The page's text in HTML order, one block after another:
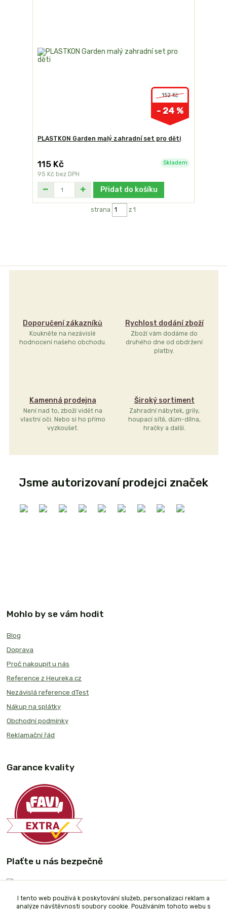
152 Kč
- 24 %
PLASTKON Garden malý zahradní set pro děti
115 Kč
95 Kč bez DPH
Skladem
Přidat do košíku
strana z 1
Doporučení zákazníků
Koukněte na nezávislé
hodnocení našeho obchodu.
Rychlost dodání zboží
Zboží vám dodáme do
druhého dne od obdržení
platby.
Kamenná prodejna
Není nad to, zboží vidět na
vlastní oči. Nebo si ho přímo
vyzkoušet.
Široký sortiment
Zahradní nábytek, grily,
houpací sítě, dům-dílna,
hračky a další.
Jsme autorizovaní prodejci značek
Mohlo by se vám hodit
Blog
Doprava
Proč nakoupit u nás
Reference z Heureka.cz
Nezávislá reference dTest
Nákup na splátky
Obchodní podmínky
Reklamační řád
Garance kvality
Plaťte u nás bezpečně
I tento web používá k poskytování služeb, personalizaci reklam a
analýze návštěvnosti soubory cookie. Používáním tohoto webu s